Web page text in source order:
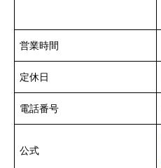
営業時間
定休日
電話番号
公式